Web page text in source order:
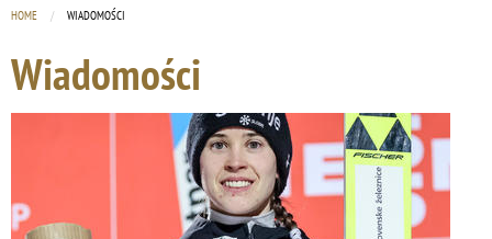
HOME CURRENT:
WIADOMOŚCI
Wiadomości